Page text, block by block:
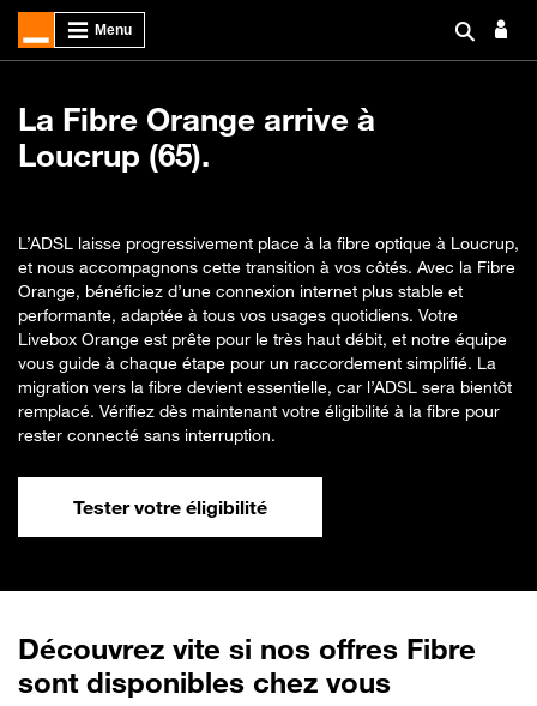
La Fibre Orange arrive à
Loucrup (65).
L’ADSL laisse progressivement place à la fibre optique à Loucrup,
et nous accompagnons cette transition à vos côtés. Avec la Fibre
Orange, bénéficiez d’une connexion internet plus stable et
performante, adaptée à tous vos usages quotidiens. Votre
Livebox Orange est prête pour le très haut débit, et notre équipe
vous guide à chaque étape pour un raccordement simplifié. La
migration vers la fibre devient essentielle, car l’ADSL sera bientôt
remplacé. Vérifiez dès maintenant votre éligibilité à la fibre pour
rester connecté sans interruption.
Tester votre éligibilité
Découvrez vite si nos offres Fibre
sont disponibles chez vous